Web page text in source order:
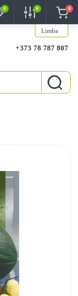
Limba
0 0 0
+373 78 787 807